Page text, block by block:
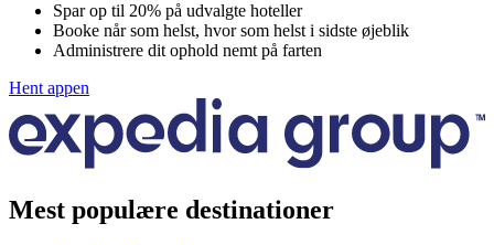
Spar op til 20% på udvalgte hoteller
Booke når som helst, hvor som helst i sidste øjeblik
Administrere dit ophold nemt på farten
Hent appen
Mest populære destinationer